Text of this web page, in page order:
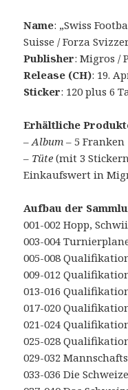
Name: „Swiss
Suisse / Forza
Publisher: Migros /
Release (CH): 19.
Sticker: 120 plus 6
Erhältliche
–Album – 5 Franken
– Tüte (mit 3
Einkaufswert in
Aufbau der
001-002 Hopp,
003-004
005-008
009-012
013-016
017-020
021-024
025-028
029-032
033-036 Die